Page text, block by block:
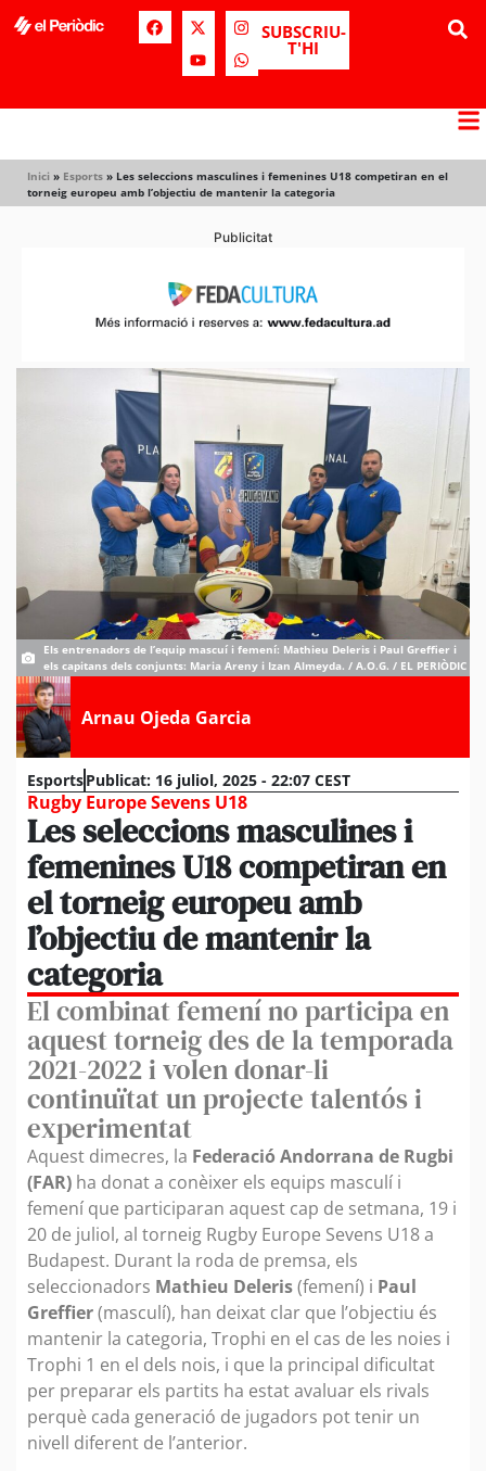
SUBSCRIU-
T'HI
Inici » Esports » Les seleccions masculines i femenines U18 competiran en el
torneig europeu amb l’objectiu de mantenir la categoria
Publicitat
Els entrenadors de l’equip mascuí i femení: Mathieu Deleris i Paul Greffier i
els capitans dels conjunts: Maria Areny i Izan Almeyda. / A.O.G. / EL PERIÒDIC
Arnau Ojeda Garcia
EsportsPublicat: 16 juliol, 2025 - 22:07 CEST
Rugby Europe Sevens U18
Les seleccions masculines i
femenines U18 competiran en
el torneig europeu amb
l’objectiu de mantenir la
categoria
El combinat femení no participa en
aquest torneig des de la temporada
2021-2022 i volen donar-li
continuïtat un projecte talentós i
experimentat
Aquest dimecres, la Federació Andorrana de Rugbi
(FAR) ha donat a conèixer els equips masculí i
femení que participaran aquest cap de setmana, 19 i
20 de juliol, al torneig Rugby Europe Sevens U18 a
Budapest. Durant la roda de premsa, els
seleccionadors Mathieu Deleris(femení) i Paul
Greffier(masculí), han deixat clar que l’objectiu és
mantenir la categoria, Trophi en el cas de les noies i
Trophi 1 en el dels nois, i que la principal dificultat
per preparar els partits ha estat avaluar els rivals
perquè cada generació de jugadors pot tenir un
nivell diferent de l’anterior.